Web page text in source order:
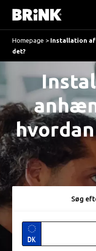
Homepage > Installation
det?
Søg
DK